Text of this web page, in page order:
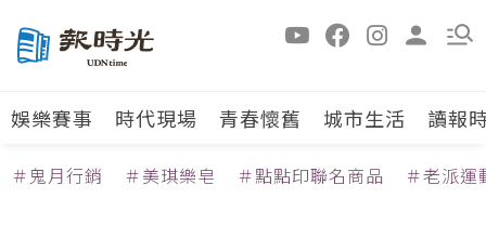
娛樂賽事 時代現場 青春懷舊 城市生活 讀報
＃鬼月行銷 ＃美琪樂皂 ＃點點印聯名商品 ＃老派運